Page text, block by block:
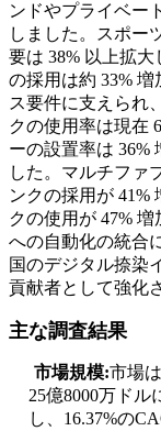
ンドやプライベー
しました。スポー
要は 38% 以上拡
の採用は約 33%
ス要件に支えられ
クの使用率は現在
ーの設置率は 36%
した。マルチファ
ンクの採用が 41%
クの使用が 47%
への自動化の統合
国のデジタル捺染
貢献者として強化
主な調査結果
市場規模:市場
25億8000万ドル
し、16.37%の